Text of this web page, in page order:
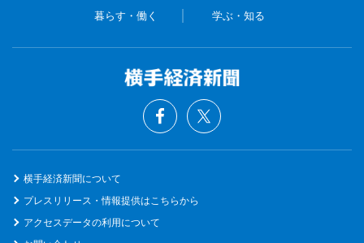
暮らす・働く 学ぶ・知る
横手経済新聞について
プレスリリース・情報提供はこちらから
アクセスデータの利用について